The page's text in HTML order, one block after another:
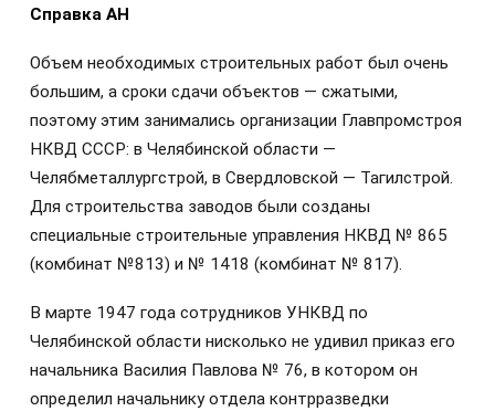
Справка АН
Объем необходимых строительных работ был очень
большим, а сроки сдачи объектов — сжатыми,
поэтому этим занимались организации Главпромстроя
НКВД СССР: в Челябинской области —
Челябметаллургстрой, в Свердловской — Тагилстрой.
Для строительства заводов были созданы
специальные строительные управления НКВД № 865
(комбинат №813) и № 1418 (комбинат № 817).
В марте 1947 года сотрудников УНКВД по
Челябинской области нисколько не удивил приказ его
начальника Василия Павлова № 76, в котором он
определил начальнику отдела контрразведки